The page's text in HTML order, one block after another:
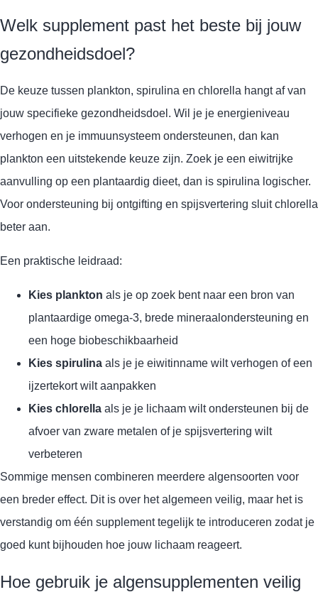
Welk supplement past het beste bij jouw
gezondheidsdoel?
De keuze tussen plankton, spirulina en chlorella hangt af van
jouw specifieke gezondheidsdoel. Wil je je energieniveau
verhogen en je immuunsysteem ondersteunen, dan kan
plankton een uitstekende keuze zijn. Zoek je een eiwitrijke
aanvulling op een plantaardig dieet, dan is spirulina logischer.
Voor ondersteuning bij ontgifting en spijsvertering sluit chlorella
beter aan.
Een praktische leidraad:
Kies plankton als je op zoek bent naar een bron van
plantaardige omega-3, brede mineraalondersteuning en
een hoge biobeschikbaarheid
Kies spirulina als je je eiwitinname wilt verhogen of een
ijzertekort wilt aanpakken
Kies chlorella als je je lichaam wilt ondersteunen bij de
afvoer van zware metalen of je spijsvertering wilt
verbeteren
Sommige mensen combineren meerdere algensoorten voor
een breder effect. Dit is over het algemeen veilig, maar het is
verstandig om één supplement tegelijk te introduceren zodat je
goed kunt bijhouden hoe jouw lichaam reageert.
Hoe gebruik je algensupplementen veilig